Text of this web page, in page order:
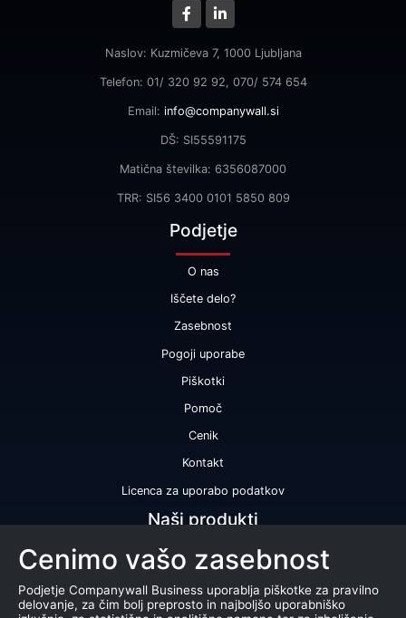
Naslov: Kuzmičeva 7, 1000 Ljubljana
Telefon: 01/ 320 92 92, 070/ 574 654
Email: info@companywall.si
DŠ: SI55591175
Matična številka: 6356087000
TRR: SI56 3400 0101 5850 809
Podjetje
O nas
Iščete delo?
Zasebnost
Pogoji uporabe
Piškotki
Pomoč
Cenik
Kontakt
Licenca za uporabo podatkov
Naši produkti
Bonitetna ocena
Bonitetno poročilo
Certifikat bonitetne odličnosti
Cenimo vašo zasebnost
Podjetje Companywall Business uporablja piškotke za pravilno
delovanje, za čim bolj preprosto in najboljšo uporabniško